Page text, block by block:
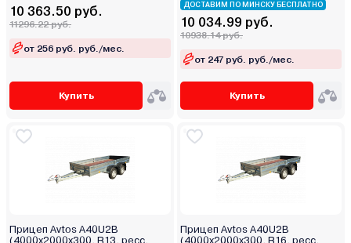
10 363.50 руб.
11296.22 руб.
от 256 руб. руб./мес.
Купить
ДОСТАВИМ ПО МИНСКУ БЕСПЛАТНО
10 034.99 руб.
10938.14 руб.
от 247 руб. руб./мес.
Купить
Прицеп Avtos A40U2B
(4000х2000х300, R13, ресс.
Прицеп Avtos A40U2B
(4000х2000х300, R16, ресс.